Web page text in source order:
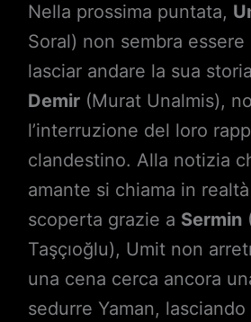
Nella prossima puntata,
Soral) non sembra essere
lasciar andare la sua
Demir(Murat Unalmis),
l’interruzione del loro
clandestino. Alla notizia
amante si chiama in realtà
scoperta grazie a Sermin
Taşçıoğlu), Umit non
una cena cerca ancora
sedurre Yaman,